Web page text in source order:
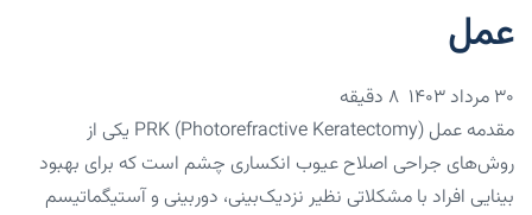
عمل
۳۰ مرداد ۱۴۰۳
مقدمه عمل PRK (Photorefractive Keratectomy) یکی از
روش‌های جراحی اصلاح عیوب انکساری چشم است که برای بهبود
بینایی افراد با مشکلاتی نظیر نزدیک‌بینی، دوربینی و آستیگماتیسم